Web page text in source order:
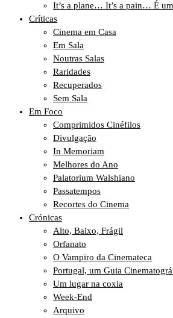
It’s a plane… It’s a pain… É
Críticas
Cinema em Casa
Em Sala
Noutras Salas
Raridades
Recuperados
Sem Sala
Em Foco
Comprimidos Cinéfilos
Divulgação
In Memoriam
Melhores do Ano
Palatorium Walshiano
Passatempos
Recortes do Cinema
Crónicas
Alto, Baixo, Frágil
Orfanato
O Vampiro da Cinemateca
Portugal, um Guia
Um lugar na coxia
Week-End
Arquivo